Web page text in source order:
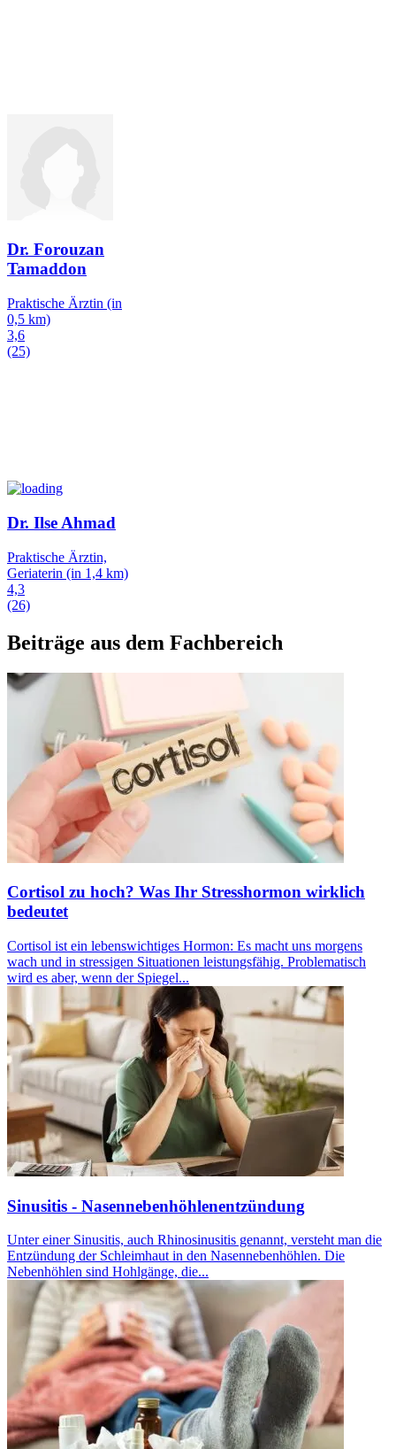
Dr. Forouzan
Tamaddon
Praktische Ärztin (in
0,5 km)
3,6
(25)
Dr. Ilse Ahmad
Praktische Ärztin,
Geriaterin (in 1,4 km)
4,3
(26)
Beiträge aus dem Fachbereich
Cortisol zu hoch? Was Ihr Stresshormon wirklich
bedeutet
Cortisol ist ein lebenswichtiges Hormon: Es macht uns morgens
wach und in stressigen Situationen leistungsfähig. Problematisch
wird es aber, wenn der Spiegel...
Sinusitis - Nasennebenhöhlenentzündung
Unter einer Sinusitis, auch Rhinosinusitis genannt, versteht man die
Entzündung der Schleimhaut in den Nasennebenhöhlen. Die
Nebenhöhlen sind Hohlgänge, die...